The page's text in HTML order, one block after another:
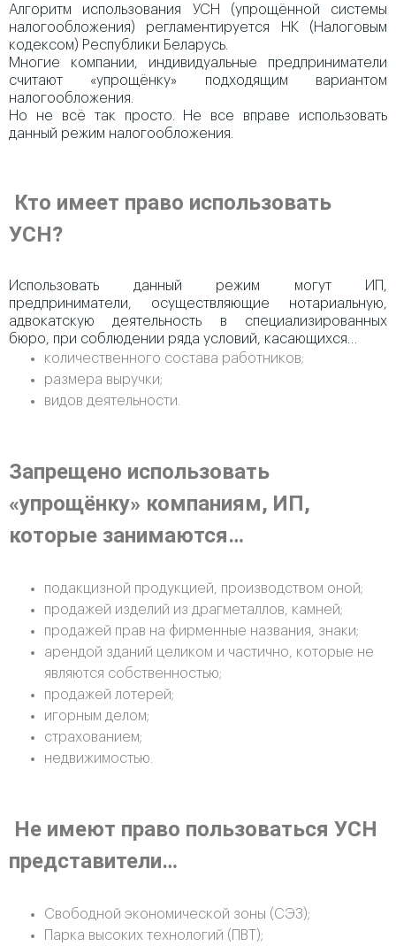
Алгоритм использования УСН (упрощённой системы
налогообложения) регламентируется НК (Налоговым
кодексом) Республики Беларусь.
Многие компании, индивидуальные предприниматели
считают «упрощёнку» подходящим вариантом
налогообложения.
Но не всё так просто. Не все вправе использовать
данный режим налогообложения.
Кто имеет право использовать
УСН?
Использовать данный режим могут ИП,
предприниматели, осуществляющие нотариальную,
адвокатскую деятельность в специализированных
бюро, при соблюдении ряда условий, касающихся…
количественного состава работников;
размера выручки;
видов деятельности.
Запрещено использовать
«упрощёнку» компаниям, ИП,
которые занимаются…
подакцизной продукцией, производством оной;
продажей изделий из драгметаллов, камней;
продажей прав на фирменные названия, знаки;
арендой зданий целиком и частично, которые не
являются собственностью;
продажей лотерей;
игорным делом;
страхованием;
недвижимостью.
Не имеют право пользоваться УСН
представители…
Свободной экономической зоны (СЭЗ);
Парка высоких технологий (ПВТ);